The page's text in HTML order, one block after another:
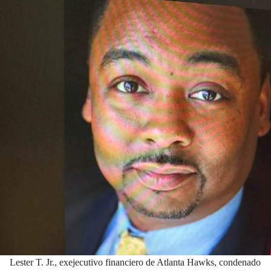
Lester T. Jr., exejecutivo financiero de Atlanta Hawks, condenado